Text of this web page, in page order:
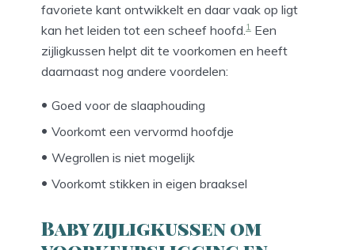
favoriete kant ontwikkelt en daar vaak op ligt
kan het leiden tot een scheef hoofd. 1 Een
zijligkussen helpt dit te voorkomen en heeft
daarnaast nog andere voordelen:
Goed voor de slaaphouding
Voorkomt een vervormd hoofdje
Wegrollen is niet mogelijk
Voorkomt stikken in eigen braaksel
Baby zijligkussen om